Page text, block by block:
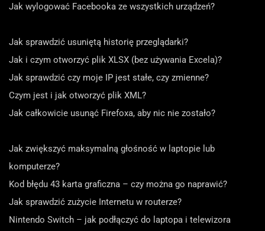
Jak wylogować Facebooka ze wszystkich urządzeń?
Jak sprawdzić usuniętą historię przeglądarki?
Jak i czym otworzyć plik XLSX (bez używania Excela)?
Jak sprawdzić czy moje IP jest stałe, czy zmienne?
Czym jest i jak otworzyć plik XML?
Jak całkowicie usunąć Firefoxa, aby nic nie zostało?
Jak zwiększyć maksymalną głośność w laptopie lub
komputerze?
Kod błędu 43 karta graficzna – czy można go naprawić?
Jak sprawdzić zużycie Internetu w routerze?
Nintendo Switch – jak podłączyć do laptopa i telewizora